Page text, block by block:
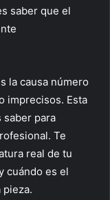
saber que el
la causa número
imprecisos. Esta
saber para
Te
real de tu
cuándo es el
pieza.